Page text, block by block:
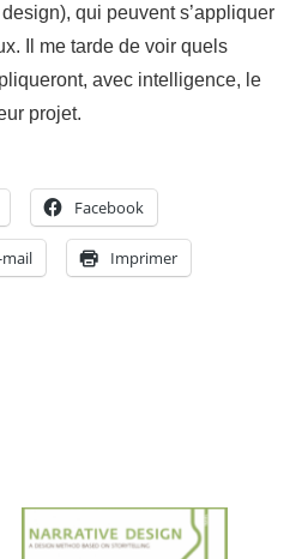
qui peuvent s’appliquer
Il me tarde de voir quels
avec intelligence, le
projet.
Facebook
mail Imprimer